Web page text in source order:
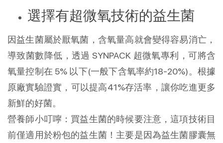
選擇有超微氧技術的益生菌
因益生菌屬於厭氧菌，含氧量高就會變得容易消亡，
導致菌數降低，透過 SYNPACK 超微氧專利，可將含
氧量控制在 5% 以下(一般下含氧率約18-20%)。根據
原廠實驗證實，可以提高41%存活率，讓你吃進更多
新鮮的好菌。
營養師小叮嚀：買益生菌的時候要注意，這項技術目
前僅適用於粉包的益生菌！主要是因為益生菌膠囊無